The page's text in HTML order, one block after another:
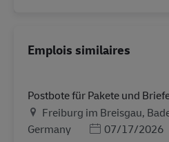
Emplois similaires
Postbote für Pakete und
LieuFreiburg im Breisgau,
Germany
Posted Date
07/17/2026